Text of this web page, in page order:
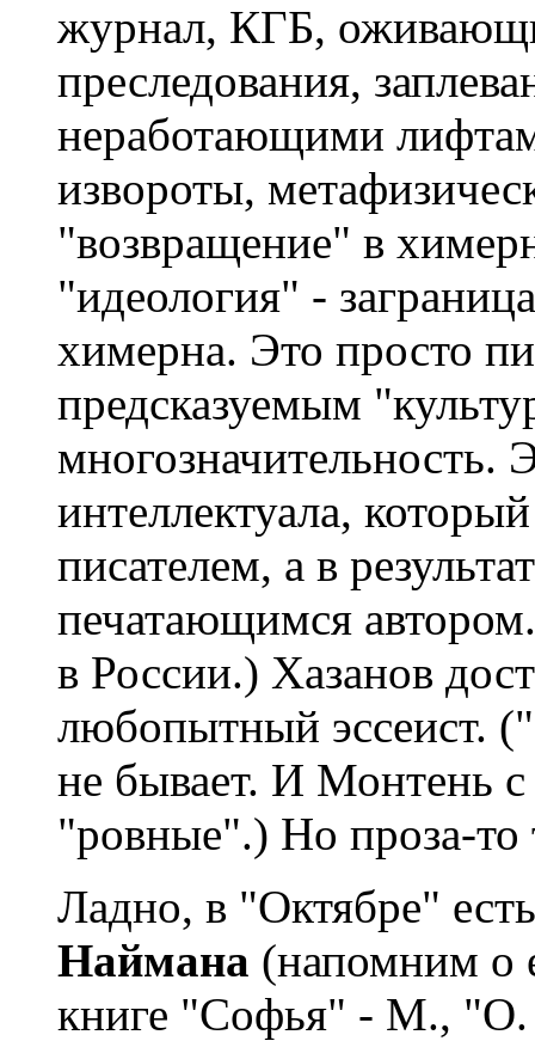
журнал, КГБ,
преследования,
неработающими
извороты,
"возвращение" в
"идеология" -
химерна. Это просто
предсказуемым
многозначительность.
интеллектуала,
писателем, а в
печатающимся
в России.) Хазанов
любопытный эссеист.
не бывает. И Монтень
"ровные".) Но проза-то
Ладно, в "Октябре"
Наймана (напомним о
книге "Софья" - М., "О.